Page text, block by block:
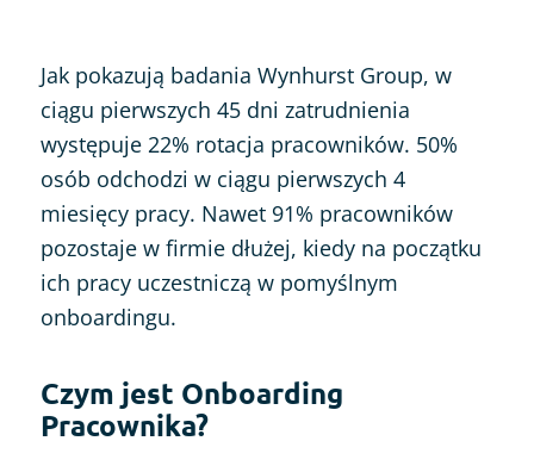
Jak pokazują badania Wynhurst Group, w
ciągu pierwszych 45 dni zatrudnienia
występuje 22% rotacja pracowników. 50%
osób odchodzi w ciągu pierwszych 4
miesięcy pracy. Nawet 91% pracowników
pozostaje w firmie dłużej, kiedy na początku
ich pracy uczestniczą w pomyślnym
onboardingu.
Czym jest Onboarding
Pracownika?